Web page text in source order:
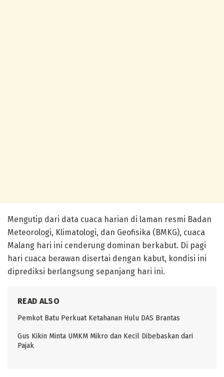
Mengutip dari data cuaca harian di laman resmi Badan
Meteorologi, Klimatologi, dan Geofisika (BMKG), cuaca
Malang hari ini cenderung dominan berkabut. Di pagi
hari cuaca berawan disertai dengan kabut, kondisi ini
diprediksi berlangsung sepanjang hari ini.
READ ALSO
Pemkot Batu Perkuat Ketahanan Hulu DAS Brantas
Gus Kikin Minta UMKM Mikro dan Kecil Dibebaskan dari
Pajak